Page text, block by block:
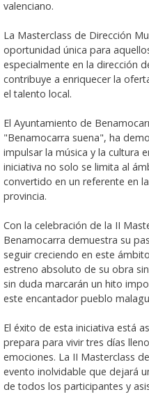
valenciano.
La Masterclass de Dirección
oportunidad única para
especialmente en la dirección
contribuye a enriquecer la
el talento local.
El Ayuntamiento de
"Benamocarra suena", ha
impulsar la música y la cultura
iniciativa no solo se limita al
convertido en un referente en
provincia.
Con la celebración de la II
Benamocarra demuestra su
seguir creciendo en este
estreno absoluto de su obra
sin duda marcarán un hito
este encantador pueblo
El éxito de esta iniciativa está
prepara para vivir tres días
emociones. La II Masterclass
evento inolvidable que dejará
de todos los participantes y